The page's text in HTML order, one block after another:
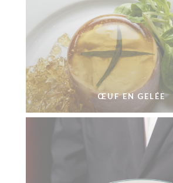
ŒUF EN GELÉE